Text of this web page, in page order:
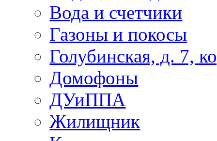
Вода и счетчики
Газоны и покосы
Голубинская, д. 7,
Домофоны
ДУиППА
Жилищник